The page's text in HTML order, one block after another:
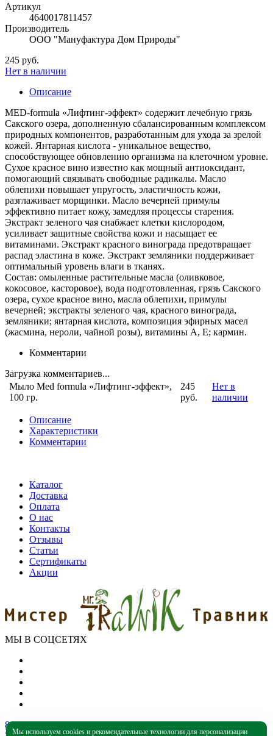
Артикул
4640017811457
Производитель
ООО "Мануфактура Дом Природы"
245 руб.
Нет в наличии
Описание
MED-formula «Лифтинг-эффект» содержит лечебную грязь
Сакского озера, дополненную сбалансированным комплексом
природных компонентов, разработанным для ухода за зрелой
кожей. Янтарная кислота - уникальное вещество,
способствующее обновлению организма на клеточном уровне.
Сухое красное вино известно как мощный антиоксидант,
помогающий связывать свободные радикалы. Масло
облепихи повышает упругость, эластичность кожи,
разглаживает морщинки. Масло вечерней примулы
эффективно питает кожу, замедляя процессы старения.
Экстракт зеленого чая снабжает клетки кислородом,
усиливает защитные свойства кожи и насыщает ее
витаминами. Экстракт красного винограда предотвращает
распад эластина в коже. Экстракт земляники поддерживает
оптимальный уровень влаги в тканях.
Состав: омыленные растительные масла (оливковое,
кокосовое, касторовое), вода подготовленная, грязь Сакского
озера, сухое красное вино, масла облепихи, примулы
вечерней; экстракты зеленого чая, красного винограда,
земляники; янтарная кислота, композиция эфирных масел
(жасмина, нероли, чайной розы), витамины А, Е; кармин.
Комментарии
Загрузка комментариев...
Мыло Med formula «Лифтинг-эффект»,
100 гр.
245
руб.
Нет в
наличии
Описание
Характеристики
Комментарии
Каталог
Доставка
Оплата
О нас
Контакты
Отзывы
Статьи
Сертификаты
Акции
МЫ В СОЦСЕТЯХ
8 (800) 550-39-79
Мы используем cookies и рекомендательные технологии для персонализации